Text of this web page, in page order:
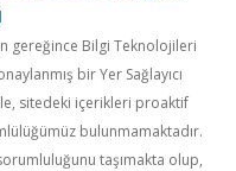
gereğince Bilgi Teknolojileri
bir Yer Sağlayıcı
sitedeki içerikleri proaktif
bulunmamaktadır.
taşımakta olup,